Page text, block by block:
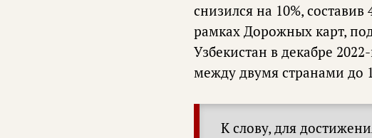
снизился на 10%,
рамках Дорожных карт,
Узбекистан в декабре
между двумя странами до
К слову, для